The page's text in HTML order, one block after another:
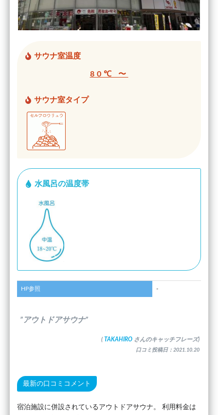
サウナ室温度
80℃ 〜
サウナ室タイプ
水風呂の温度帯
HP参照 -
”アウトドアサウナ”
( TAKAHIRO さんのキャッチフレーズ)
口コミ投稿日：2021.10.20
最新の口コミコメント
宿泊施設に併設されているアウトドアサウナ。 利用料金は